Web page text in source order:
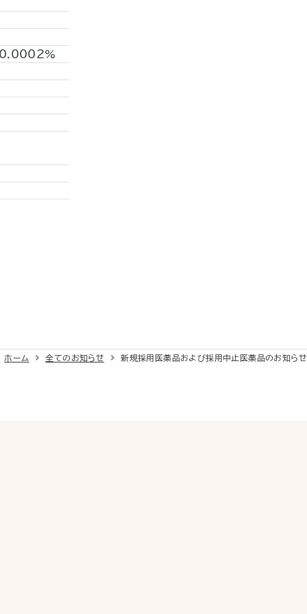
0.0002%
ホーム 全てのお知らせ 新規採用医薬品および採用中止医薬品のお知らせ